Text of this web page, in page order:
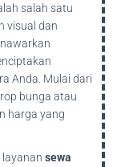
salah satu
visual dan
Anda. Mulai dari
bunga atau
harga yang
layanan sewa